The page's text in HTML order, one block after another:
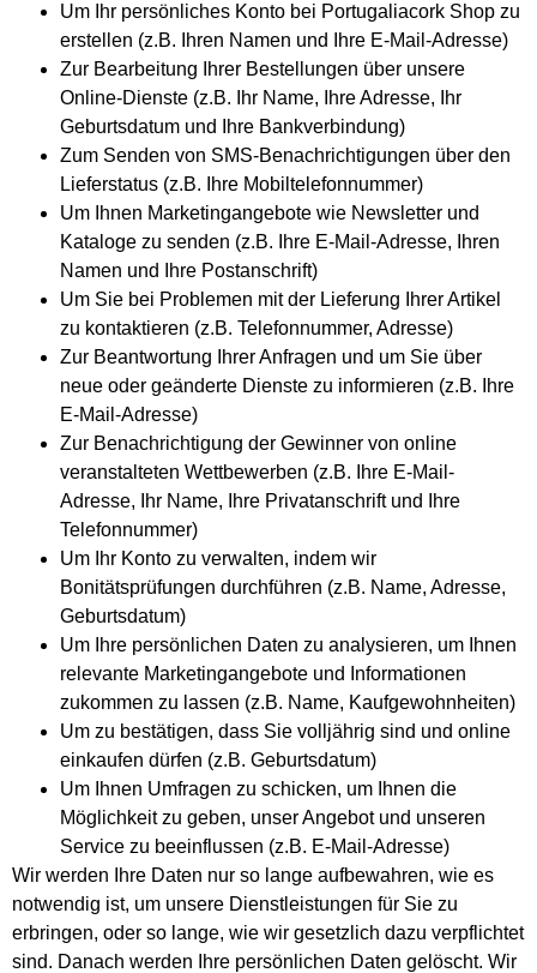
Um Ihr persönliches Konto bei Portugaliacork Shop zu
erstellen (z.B. Ihren Namen und Ihre E-Mail-Adresse)
Zur Bearbeitung Ihrer Bestellungen über unsere
Online-Dienste (z.B. Ihr Name, Ihre Adresse, Ihr
Geburtsdatum und Ihre Bankverbindung)
Zum Senden von SMS-Benachrichtigungen über den
Lieferstatus (z.B. Ihre Mobiltelefonnummer)
Um Ihnen Marketingangebote wie Newsletter und
Kataloge zu senden (z.B. Ihre E-Mail-Adresse, Ihren
Namen und Ihre Postanschrift)
Um Sie bei Problemen mit der Lieferung Ihrer Artikel
zu kontaktieren (z.B. Telefonnummer, Adresse)
Zur Beantwortung Ihrer Anfragen und um Sie über
neue oder geänderte Dienste zu informieren (z.B. Ihre
E-Mail-Adresse)
Zur Benachrichtigung der Gewinner von online
veranstalteten Wettbewerben (z.B. Ihre E-Mail-
Adresse, Ihr Name, Ihre Privatanschrift und Ihre
Telefonnummer)
Um Ihr Konto zu verwalten, indem wir
Bonitätsprüfungen durchführen (z.B. Name, Adresse,
Geburtsdatum)
Um Ihre persönlichen Daten zu analysieren, um Ihnen
relevante Marketingangebote und Informationen
zukommen zu lassen (z.B. Name, Kaufgewohnheiten)
Um zu bestätigen, dass Sie volljährig sind und online
einkaufen dürfen (z.B. Geburtsdatum)
Um Ihnen Umfragen zu schicken, um Ihnen die
Möglichkeit zu geben, unser Angebot und unseren
Service zu beeinflussen (z.B. E-Mail-Adresse)
Wir werden Ihre Daten nur so lange aufbewahren, wie es
notwendig ist, um unsere Dienstleistungen für Sie zu
erbringen, oder so lange, wie wir gesetzlich dazu verpflichtet
sind. Danach werden Ihre persönlichen Daten gelöscht. Wir